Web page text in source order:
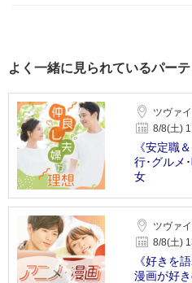
よく一緒に見られているパー
ツヴァ
8/8(土)
《安定職
行･グルメ
女
ツヴァ
8/8(土)
《好きを
漫画が好